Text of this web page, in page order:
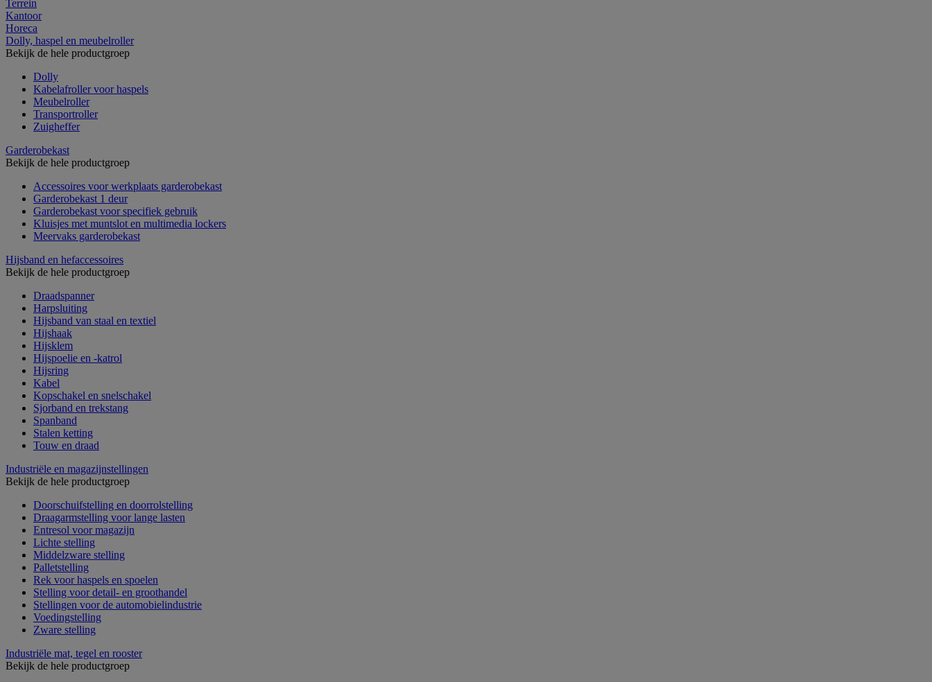
Terrein
Kantoor
Horeca
Dolly, haspel en meubelroller
Bekijk de hele productgroep
Dolly
Kabelafroller voor haspels
Meubelroller
Transportroller
Zuigheffer
Garderobekast
Bekijk de hele productgroep
Accessoires voor werkplaats garderobekast
Garderobekast 1 deur
Garderobekast voor specifiek gebruik
Kluisjes met muntslot en multimedia lockers
Meervaks garderobekast
Hijsband en hefaccessoires
Bekijk de hele productgroep
Draadspanner
Harpsluiting
Hijsband van staal en textiel
Hijshaak
Hijsklem
Hijspoelie en -katrol
Hijsring
Kabel
Kopschakel en snelschakel
Sjorband en trekstang
Spanband
Stalen ketting
Touw en draad
Industriële en magazijnstellingen
Bekijk de hele productgroep
Doorschuifstelling en doorrolstelling
Draagarmstelling voor lange lasten
Entresol voor magazijn
Lichte stelling
Middelzware stelling
Palletstelling
Rek voor haspels en spoelen
Stelling voor detail- en groothandel
Stellingen voor de automobielindustrie
Voedingstelling
Zware stelling
Industriële mat, tegel en rooster
Bekijk de hele productgroep